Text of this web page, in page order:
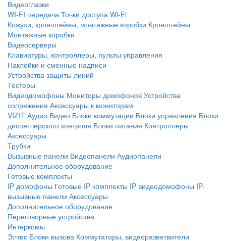
Видеоглазки
WI-FI передача Точки доступа Wi-Fi
Кожухи, кронштейны, монтажные коробки Кронштейны
Монтажные коробки
Видеосерверы
Клавиатуры, контроллеры, пульты управления
Наклейки и сменные надписи
Устройства защиты линий
Тестеры
Видеодомофоны Мониторы домофонов Устройства
сопряжения Аксессуары к мониторам
VIZIT Аудио Видео Блоки коммутации Блоки управления Блоки
диспетчерского контроля Блоки питания Контроллеры
Аксессуары
Трубки
Вызывные панели Видеопанели Аудиопанели
Дополнительное оборудование
Готовые комплекты
IP домофоны Готовые IP комплекты IP видеодомофоны IP-
вызывные панели Аксессуары
Дополнительное оборудование
Переговорные устройства
Интеркомы
Элтис Блоки вызова Коммутаторы, видеоразветвители